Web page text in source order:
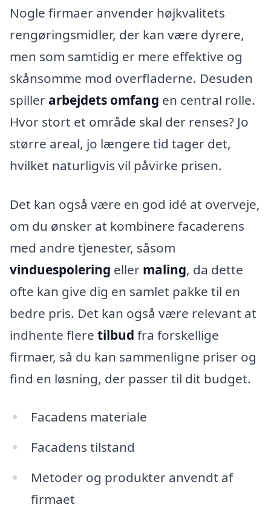
Nogle firmaer anvender højkvalitets
rengøringsmidler, der kan være dyrere,
men som samtidig er mere effektive og
skånsomme mod overfladerne. Desuden
spiller arbejdets omfang en central rolle.
Hvor stort et område skal der renses? Jo
større areal, jo længere tid tager det,
hvilket naturligvis vil påvirke prisen.
Det kan også være en god idé at overveje,
om du ønsker at kombinere facaderens
med andre tjenester, såsom
vinduespolering eller maling, da dette
ofte kan give dig en samlet pakke til en
bedre pris. Det kan også være relevant at
indhente flere tilbud fra forskellige
firmaer, så du kan sammenligne priser og
find en løsning, der passer til dit budget.
Facadens materiale
Facadens tilstand
Metoder og produkter anvendt af
firmaet